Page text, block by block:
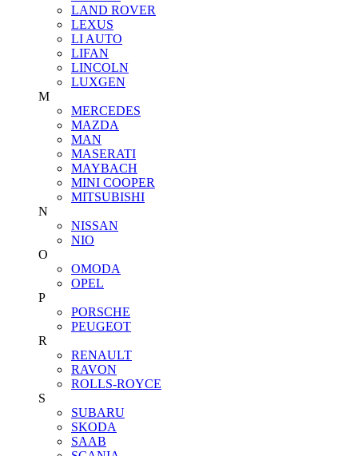
LAND ROVER
LEXUS
LI AUTO
LIFAN
LINCOLN
LUXGEN
M
MERCEDES
MAZDA
MAN
MASERATI
MAYBACH
MINI COOPER
MITSUBISHI
N
NISSAN
NIO
O
OMODA
OPEL
P
PORSCHE
PEUGEOT
R
RENAULT
RAVON
ROLLS-ROYCE
S
SUBARU
SKODA
SAAB